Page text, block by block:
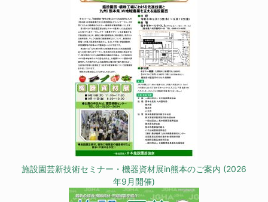
施設園芸新技術セミナー・機器資材展in熊本のご案内 (2026
年9月開催)